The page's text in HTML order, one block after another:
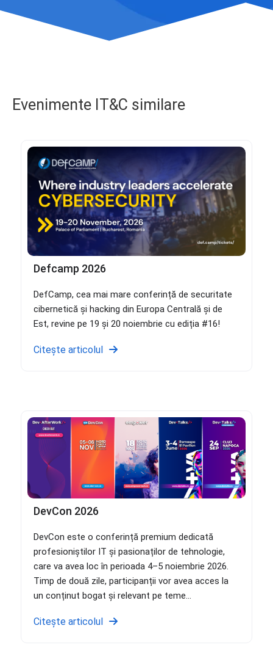
Evenimente IT&C similare
Defcamp 2026
DefCamp, cea mai mare conferință de securitate
cibernetică și hacking din Europa Centrală și de
Est, revine pe 19 și 20 noiembrie cu ediția #16!
Citește articolul
DevCon 2026
DevCon este o conferință premium dedicată
profesioniștilor IT și pasionaților de tehnologie,
care va avea loc în perioada 4–5 noiembrie 2026.
Timp de două zile, participanții vor avea acces la
un conținut bogat și relevant pe teme...
Citește articolul